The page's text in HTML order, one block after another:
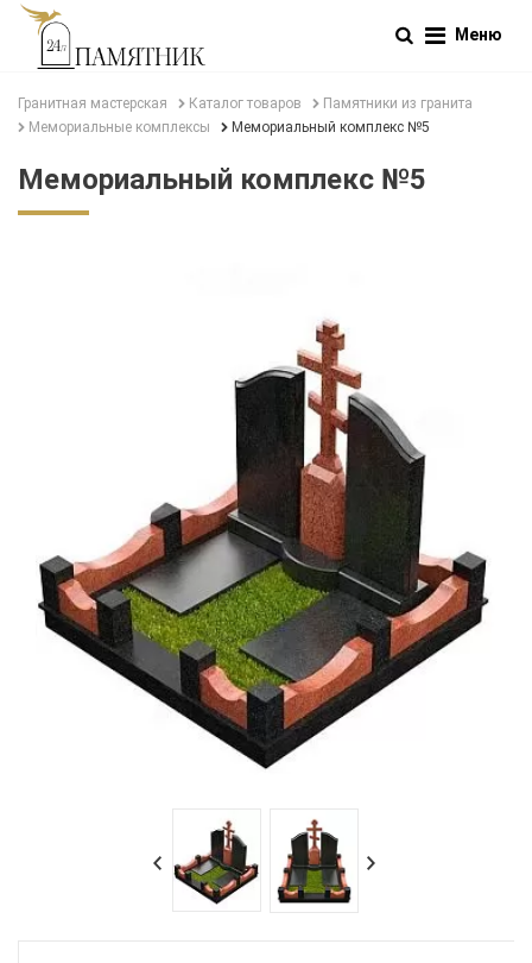
Меню
Гранитная мастерская Каталог товаров
Памятники из гранита
Мемориальные комплексы
Мемориальный комплекс №5
Мемориальный комплекс №5